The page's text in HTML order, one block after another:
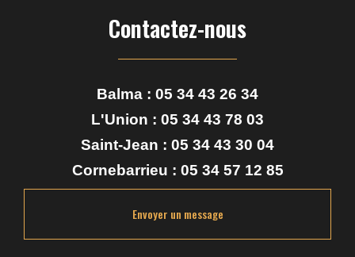
Contactez-nous
Balma : 05 34 43 26 34
L'Union : 05 34 43 78 03
Saint-Jean : 05 34 43 30 04
Cornebarrieu : 05 34 57 12 85
Envoyer un message